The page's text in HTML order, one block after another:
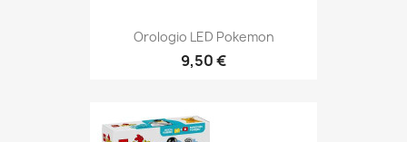
Orologio LED Pokemon
9,50 €